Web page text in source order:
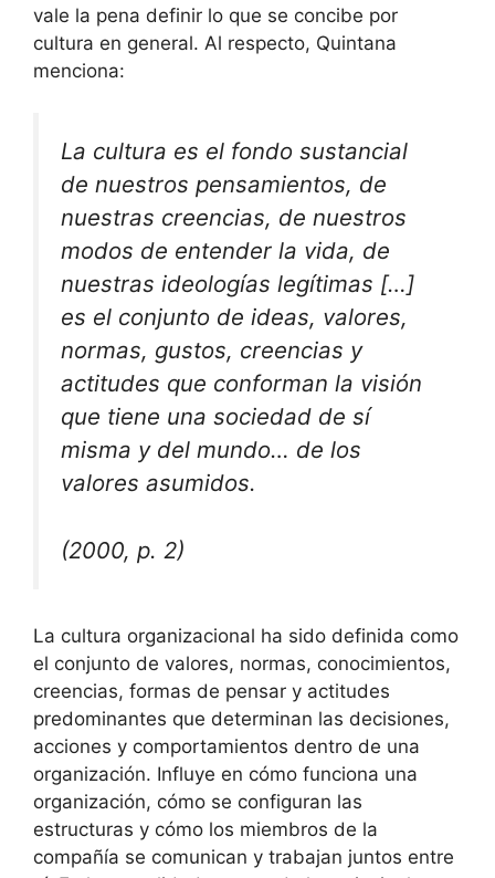
vale la pena definir lo que se concibe por
cultura en general. Al respecto, Quintana
menciona:
La cultura es el fondo sustancial
de nuestros pensamientos, de
nuestras creencias, de nuestros
modos de entender la vida, de
nuestras ideologías legítimas […]
es el conjunto de ideas, valores,
normas, gustos, creencias y
actitudes que conforman la visión
que tiene una sociedad de sí
misma y del mundo… de los
valores asumidos.
(2000, p. 2)
La cultura organizacional ha sido definida como
el conjunto de valores, normas, conocimientos,
creencias, formas de pensar y actitudes
predominantes que determinan las decisiones,
acciones y comportamientos dentro de una
organización. Influye en cómo funciona una
organización, cómo se configuran las
estructuras y cómo los miembros de la
compañía se comunican y trabajan juntos entre